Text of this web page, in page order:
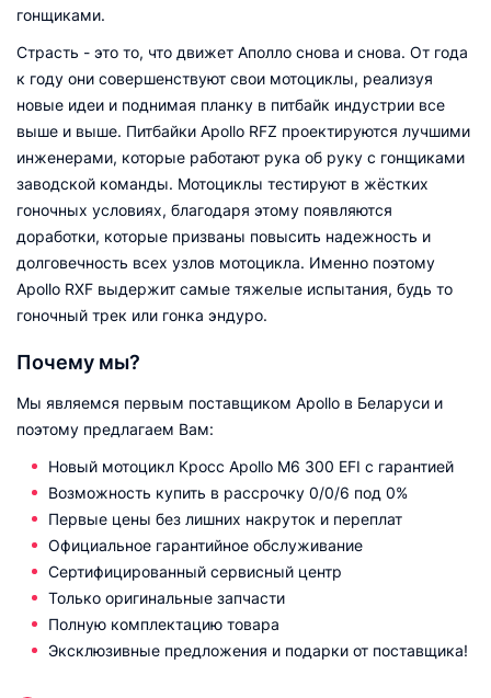
гонщиками.
Страсть - это то, что движет Аполло снова и снова. От года
к году они совершенствуют свои мотоциклы, реализуя
новые идеи и поднимая планку в питбайк индустрии все
выше и выше. Питбайки Apollo RFZ проектируются лучшими
инженерами, которые работают рука об руку с гонщиками
заводской команды. Мотоциклы тестируют в жёстких
гоночных условиях, благодаря этому появляются
доработки, которые призваны повысить надежность и
долговечность всех узлов мотоцикла. Именно поэтому
Apollo RXF выдержит самые тяжелые испытания, будь то
гоночный трек или гонка эндуро.
Почему мы?
Мы являемся первым поставщиком Apollo в Беларуси и
поэтому предлагаем Вам:
Новый мотоцикл Кросс Apollo M6 300 EFI с гарантией
Возможность купить в рассрочку 0/0/6 под 0%
Первые цены без лишних накруток и переплат
Официальное гарантийное обслуживание
Сертифицированный сервисный центр
Только оригинальные запчасти
Полную комплектацию товара
Эксклюзивные предложения и подарки от поставщика!